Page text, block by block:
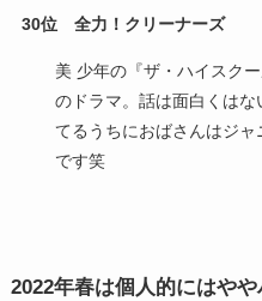
30位 全力！クリーナーズ
美 少年の『ザ・ハイスク
のドラマ。話は面白くは
てるうちにおばさんはジ
です笑
2022年春は個人的にはやや